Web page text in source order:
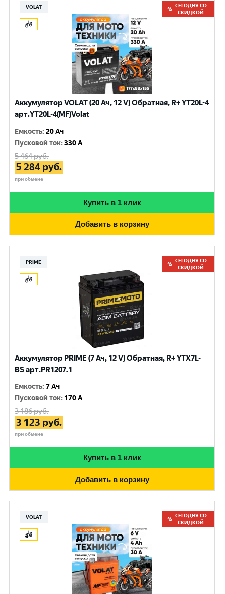
VOLAT
СЕГОДНЯ СО
СКИДКОЙ
Аккумулятор VOLAT (20 Ач, 12 V) Обратная, R+ YT20L-4
арт.YT20L-4(MF)Volat
Емкость:20 Ач
Пусковой ток:330 A
5 464руб.
5 284 руб.
при обмене
Купить в 1 клик
Добавить в корзину
PRIME
СЕГОДНЯ СО
СКИДКОЙ
Аккумулятор PRIME (7 Ач, 12 V) Обратная, R+ YTX7L-
BS арт.PR1207.1
Емкость:7 Ач
Пусковой ток: 170 A
3 186руб.
3 123 руб.
при обмене
Купить в 1 клик
Добавить в корзину
VOLAT
СЕГОДНЯ СО
СКИДКОЙ